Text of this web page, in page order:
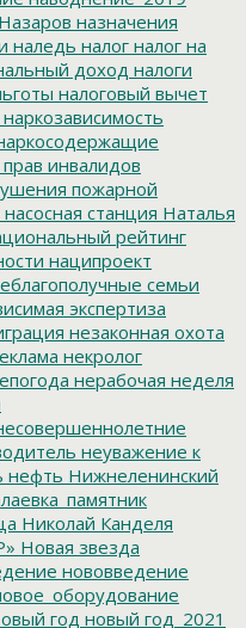
Назаров назначения
наледь налог налог на
доход налоги
налоговый вычет
наркозависимость
инвалидов
пожарной
насосная станция Наталья
рейтинг
наципроект
семьи
экспертиза
незаконная охота
некролог
нерабочая неделя
неуважение к
нефть Нижнеленинский
Николай Канделя
Новая звезда
нововведение
год новый год_2021